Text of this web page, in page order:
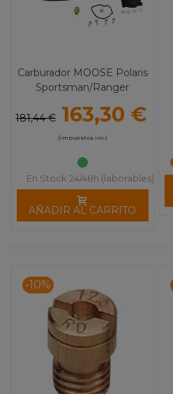
Carburador MOOSE Polaris
Sportsman/Ranger
181,44 € 163,30 €
(impuestos inc.)
En Stock 24/48h (laborables)
AÑADIR AL CARRITO
-10%